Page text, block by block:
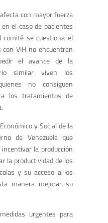
con mayor fuerza
el caso de pacientes
se cuestiona el
VIH no encuentren
el avance de la
similar viven los
no consiguen
los tratamientos de
y Social de la
de Venezuela que
la producción
la productividad de los
y su acceso a los
manera mejorar su
urgentes para